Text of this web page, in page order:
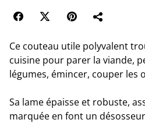
Ce couteau utile polyvalent
cuisine pour parer la viande,
légumes, émincer, couper les
Sa lame épaisse et robuste,
marquée en font un